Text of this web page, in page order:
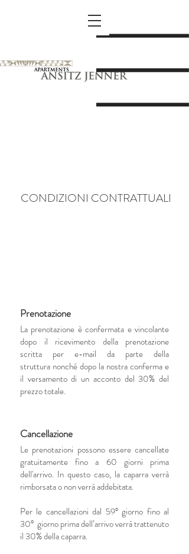
CONDIZIONI CONTRATTUALI
Prenotazione
La prenotazione è confermata e vincolante
dopo il ricevimento della prenotazione
scritta per e-mail da parte della
struttura nonché dopo la nostra conferma e
il versamento di un acconto del 30% del
prezzo totale.
Cancellazione
Le prenotazioni possono essere cancellate
gratuitamente fino a 60 giorni prima
dell'arrivo. In questo caso, la caparra verrà
rimborsata o non verrà addebitata.
Per le cancellazioni dal 59° giorno fino al
30° giorno prima dell’arrivo verrà trattenuto
il 30% della caparra.